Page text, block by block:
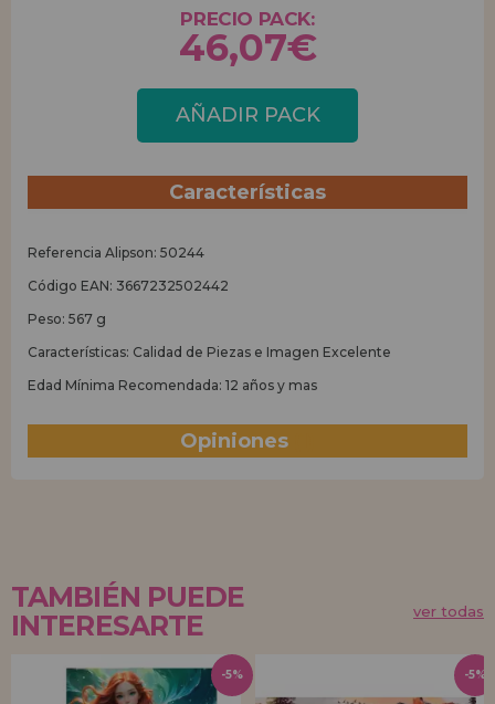
PRECIO PACK:
46,07€
AÑADIR PACK
Características
Referencia Alipson: 50244
Código EAN: 3667232502442
Peso: 567 g
Características: Calidad de Piezas e Imagen Excelente
Edad Mínima Recomendada: 12 años y mas
Opiniones
TAMBIÉN PUEDE
INTERESARTE
ver todas
-5% -5%